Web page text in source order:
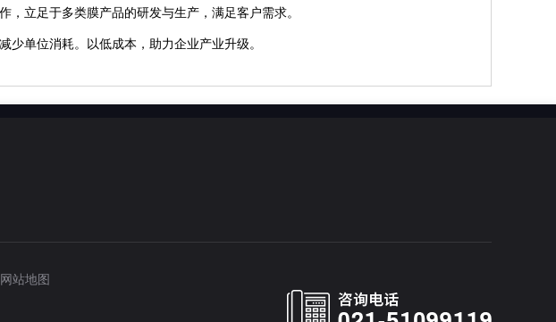
立足于多类膜产品的研发与生产，满足客户需求。
单位消耗。以低成本，助力企业产业升级。
网站地图